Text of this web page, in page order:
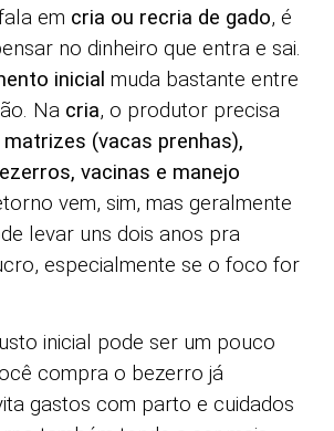
em cria ou recria de gado, é
no dinheiro que entra e sai.
inicial muda bastante entre
Na cria, o produtor precisa
matrizes (vacas prenhas),
vacinas e manejo
vem, sim, mas geralmente
levar uns dois anos pra
especialmente se o foco for
inicial pode ser um pouco
compra o bezerro já
gastos com parto e cuidados